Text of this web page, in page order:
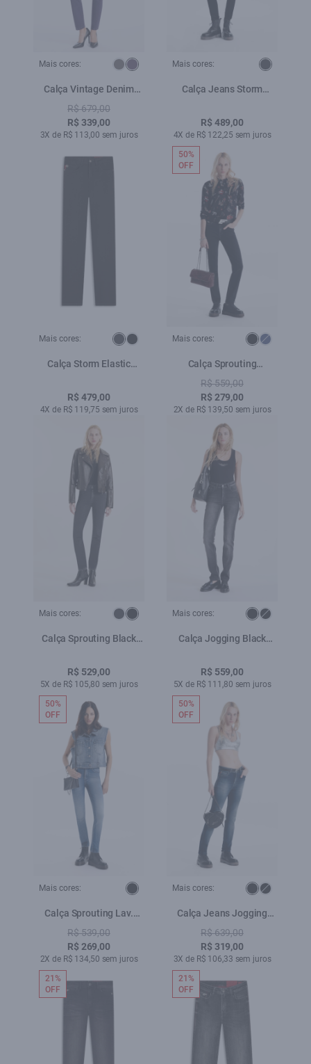
Mais cores:
Calça Vintage Denim
Color Skinny Purple Blue
R$ 679,00
R$ 339,00
3X de R$ 113,00 sem juros
Mais cores:
Calça Jeans Storm
Lav.Amaciado
R$ 489,00
4X de R$ 122,25 sem juros
Mais cores:
Calça Storm Elastic
R$ 479,00
4X de R$ 119,75 sem juros
Mais cores:
Calça Sprouting
Lav.Black i
R$ 559,00
R$ 279,00
2X de R$ 139,50 sem juros
50%
OFF
Mais cores:
Calça Sprouting Black
R$ 529,00
5X de R$ 105,80 sem juros
Mais cores:
Calça Jogging Black
C/ Tie Dye
R$ 559,00
5X de R$ 111,80 sem juros
Mais cores:
Calça Sprouting Lav.
Médio C/ Tie Dye
R$ 539,00
R$ 269,00
2X de R$ 134,50 sem juros
50%
OFF
Mais cores:
Calça Jeans Jogging
Indigo 1852 Lav.Escuro c
Tie Dye
R$ 639,00
R$ 319,00
3X de R$ 106,33 sem juros
50%
OFF
21%
OFF
21%
OFF